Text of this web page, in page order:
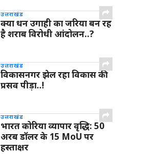
उत्तराखंड
क्या धन उगाही का जरिया बन रह
है शराब विरोधी आंदोलन..?
उत्तराखंड
विकासनगर झेल रहा विकास की
प्रसव पीड़ा..!
उत्तराखंड
भारत कोरिया व्यापार वृद्धि: 50
अरब डॉलर के 15 MoU पर
हस्ताक्षर